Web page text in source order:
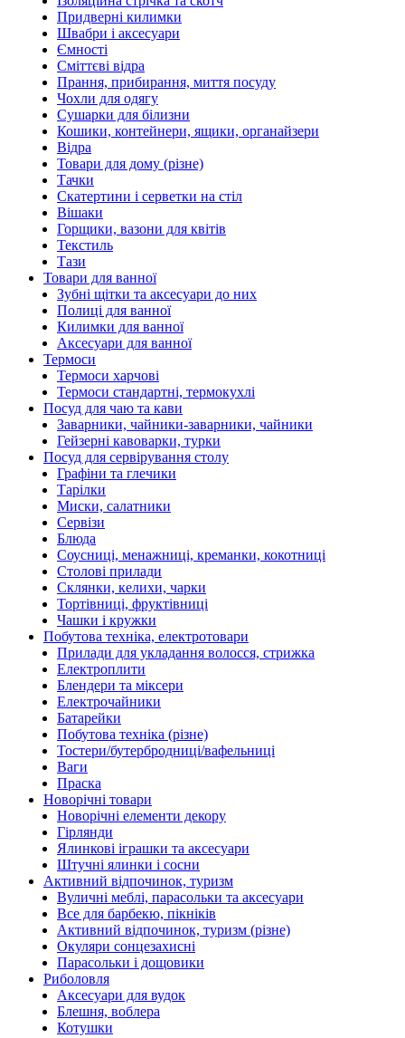
Придверні килимки
Швабри і аксесуари
Ємності
Сміттєві відра
Прання, прибирання, миття посуду
Чохли для одягу
Сушарки для білизни
Кошики, контейнери, ящики, органайзери
Відра
Товари для дому (різне)
Тачки
Скатертини і серветки на стіл
Вішаки
Горщики, вазони для квітів
Текстиль
Тази
Товари для ванної
Зубні щітки та аксесуари до них
Полиці для ванної
Килимки для ванної
Аксесуари для ванної
Термоси
Термоси харчові
Термоси стандартні, термокухлі
Посуд для чаю та кави
Заварники, чайники-заварники, чайники
Гейзерні кавоварки, турки
Посуд для сервірування столу
Графіни та глечики
Тарілки
Миски, салатники
Сервізи
Блюда
Соусниці, менажниці, креманки, кокотниці
Столові прилади
Склянки, келихи, чарки
Тортівниці, фруктівниці
Чашки і кружки
Побутова техніка, електротовари
Прилади для укладання волосся, стрижка
Електроплити
Блендери та міксери
Електрочайники
Батарейки
Побутова техніка (різне)
Тостери/бутербродниці/вафельниці
Ваги
Праска
Новорічні товари
Новорічні елементи декору
Гірлянди
Ялинкові іграшки та аксесуари
Штучні ялинки і сосни
Активний відпочинок, туризм
Вуличні меблі, парасольки та аксесуари
Все для барбекю, пікніків
Активний відпочинок, туризм (різне)
Окуляри сонцезахисні
Парасольки і дощовики
Риболовля
Аксесуари для вудок
Блешня, воблера
Котушки